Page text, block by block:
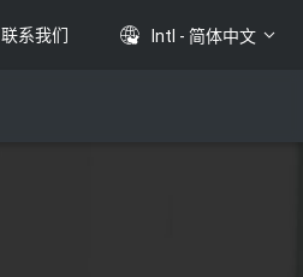
联系我们 Intl - 简体中文